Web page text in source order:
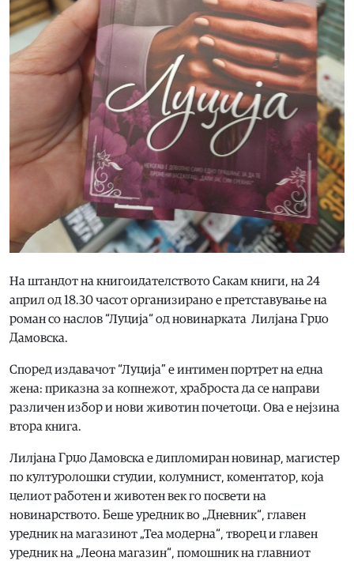
На штандот на книгоидателството Сакам книги, на 24
април од 18.30 часот организирано е претставување на
роман со наслов “Луција“ од новинарката Лилјана Грџо
Дамовска.
Според издавачот “Луција” е интимен портрет на една
жена: приказна за копнежот, храброста да се направи
различен избор и нови животин почетоци. Ова е нејзина
втора книга.
Лилјана Грџо Дамовска е дипломиран новинар, магистер
по културолошки студии, колумнист, коментатор, која
целиот работен и животен век го посвети на
новинарството. Беше уредник во „Дневник“, главен
уредник на магазинот „Теа модерна“, творец и главен
уредник на „Леона магазин“, помошник на главниот